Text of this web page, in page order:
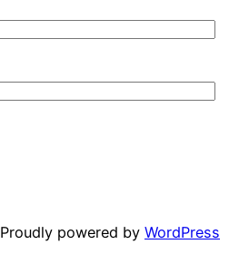
Proudly powered by WordPress